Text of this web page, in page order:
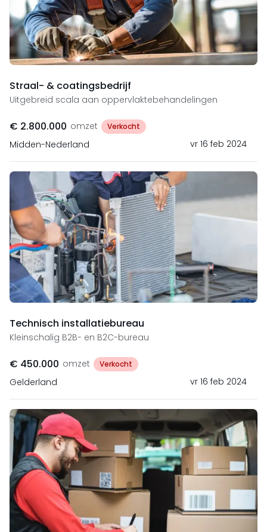
Straal- & coatingsbedrijf​
Uitgebreid scala aan oppervlaktebehandelingen
€ 2.800.000 omzet Verkocht
Midden-Nederland vr 16 feb 2024
Technisch installatiebureau
Kleinschalig B2B- en B2C-bureau
€ 450.000 omzet Verkocht
Gelderland vr 16 feb 2024